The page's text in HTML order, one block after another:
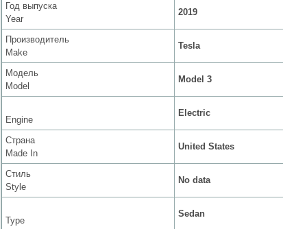
Год выпуска
Year
2019
Производитель
Make
Tesla
Модель
Model
Model 3
Engine
Electric
Страна
Made In
United States
Стиль
Style
No data
Type
Sedan